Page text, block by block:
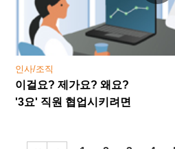
인사/조직
이걸요? 제가요? 왜요?
'3요' 직원 협업시키려면